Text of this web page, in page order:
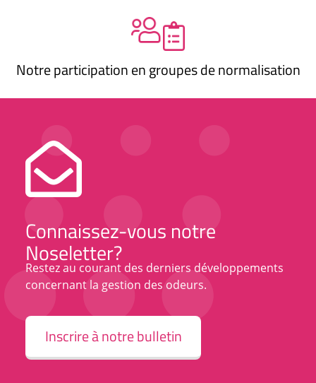
Notre participation en groupes de normalisation
Connaissez-vous notre
Noseletter?
Restez au courant des derniers développements
concernant la gestion des odeurs.
Inscrire à notre bulletin